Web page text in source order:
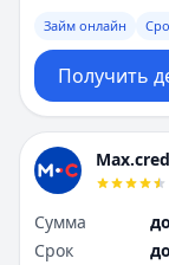
Займ онлайн
Получить
Сумма
Срок